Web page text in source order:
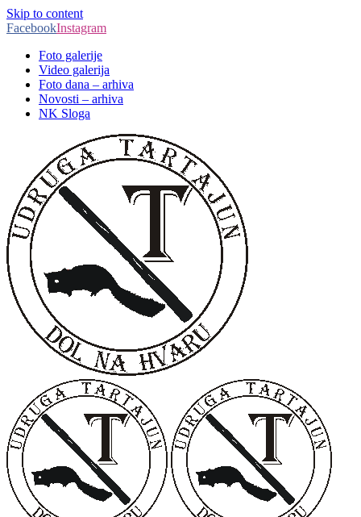
Skip to content
FacebookInstagram
Foto galerije
Video galerija
Foto dana – arhiva
Novosti – arhiva
NK Sloga